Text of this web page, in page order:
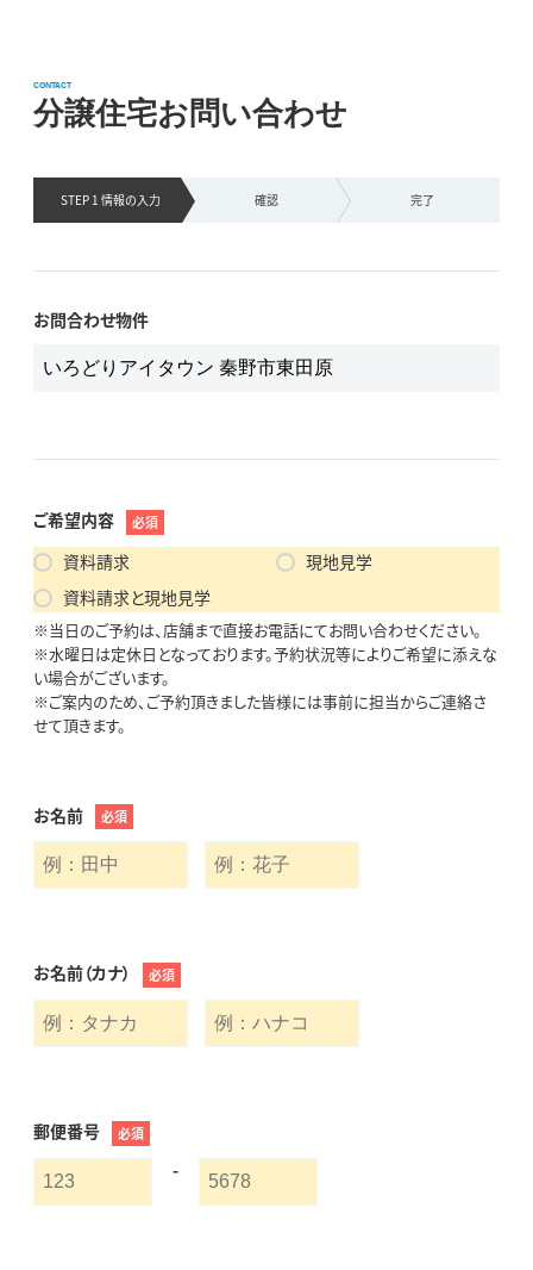
分譲住宅お問い合わせ
CONTACT
STEP 1 情報の入力 確認 完了
お問合わせ物件
ご希望内容 必須
資料請求
現地見学
資料請求と現地見学
※当日のご予約は、店舗まで直接お電話にてお問い合わせください。
※水曜日は定休日となっております。予約状況等によりご希望に添えな
い場合がございます。
※ご案内のため、ご予約頂きました皆様には事前に担当からご連絡さ
せて頂きます。
お名前 必須
お名前（カナ） 必須
郵便番号 必須
-